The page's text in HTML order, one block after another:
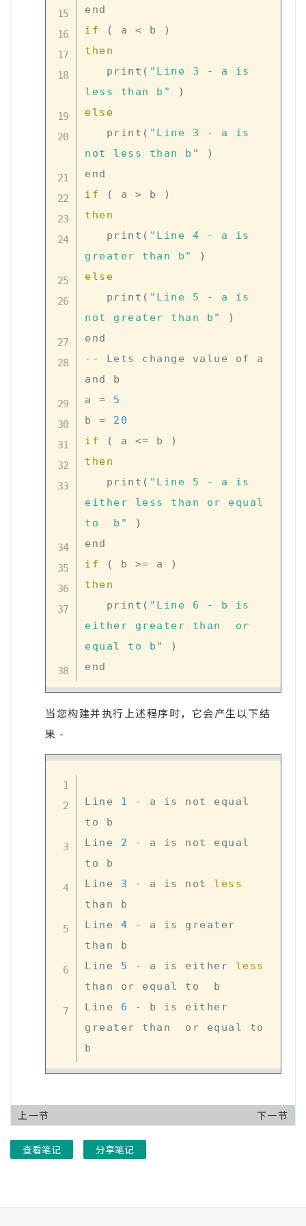
if
( a < b
)
then
   print
( "Line 3 - a is
less than b"
)
else
   print
( "Line 3 - a is
not less than b"
)
if
( a > b
)
then
   print
( "Line 4 - a is
greater than b"
)
else
   print
( "Line 5 - a is
not greater than b"
)
end
-- Lets change value of a
and b
a =
5
b =
20
if
( a <= b
)
then
   print
( "Line 5 - a is
either less than or equal
to  b"
)
if
( b >= a
)
then
   print
( "Line 6 - b is
either greater than  or
equal to b"
)
当您构建并执行上述程序时，它会产生以下结
果 -
Line 1
- a is not equal
to b
Line 2
- a is not equal
to b
Line 3 - a is not less
than b
Line 4 - a is greater
than b
Line 5 - a is either less
than or equal to  b
Line 6
- b is either
greater than  or equal to
上一节 下一节
查看笔记 分享笔记